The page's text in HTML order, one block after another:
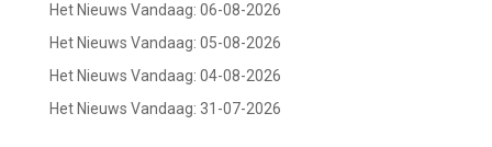
Het Nieuws Vandaag: 06-08-2026
Het Nieuws Vandaag: 05-08-2026
Het Nieuws Vandaag: 04-08-2026
Het Nieuws Vandaag: 31-07-2026